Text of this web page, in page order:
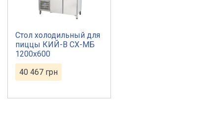
Стол холодильный для
пиццы КИЙ-В СХ-МБ
1200х600
40 467 грн